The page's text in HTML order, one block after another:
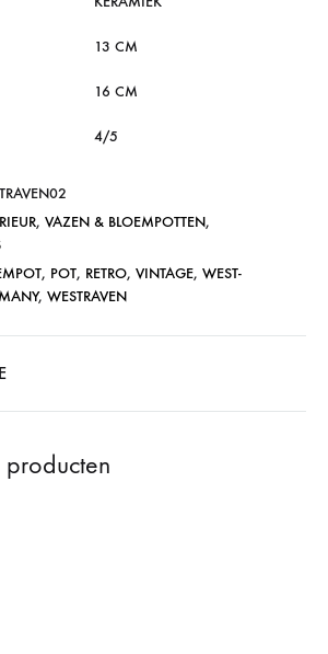
13 CM
16 CM
4/5
, VAZEN & BLOEMPOTTEN,
, POT, RETRO, VINTAGE, WEST-
, WESTRAVEN